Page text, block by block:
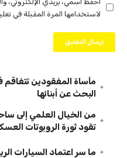
لاستخدامها المرة المقبلة في
مأساة المفقودين تتفاقم
البحث عن أبنائها
من الخيال العلمي إلى
تقود ثورة الروبوتات
ما سر اعتماد السيارات